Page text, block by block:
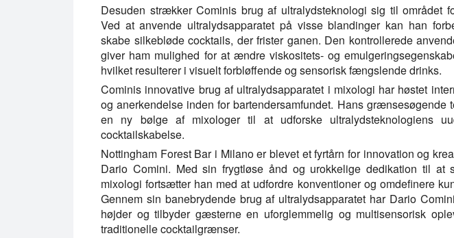
Desuden strækker Cominis brug af ultralydsteknologi sig til området
Ved at anvende ultralydsapparatet på visse blandinger kan han
skabe silkebløde cocktails, der frister ganen. Den kontrollerede
giver ham mulighed for at ændre viskositets- og
hvilket resulterer i visuelt forbløffende og sensorisk fængslende drinks.
Cominis innovative brug af ultralydsapparatet i mixologi har høstet
og anerkendelse inden for bartendersamfundet. Hans grænsesøgende
en ny bølge af mixologer til at udforske ultralydsteknologiens
cocktailskabelse.
Nottingham Forest Bar i Milano er blevet et fyrtårn for innovation og
Dario Comini. Med sin frygtløse ånd og urokkelige dedikation til at
mixologi fortsætter han med at udfordre konventioner og omdefinere
Gennem sin banebrydende brug af ultralydsapparatet har Dario
højder og tilbyder gæsterne en uforglemmelig og multisensorisk
traditionelle cocktailgrænser.